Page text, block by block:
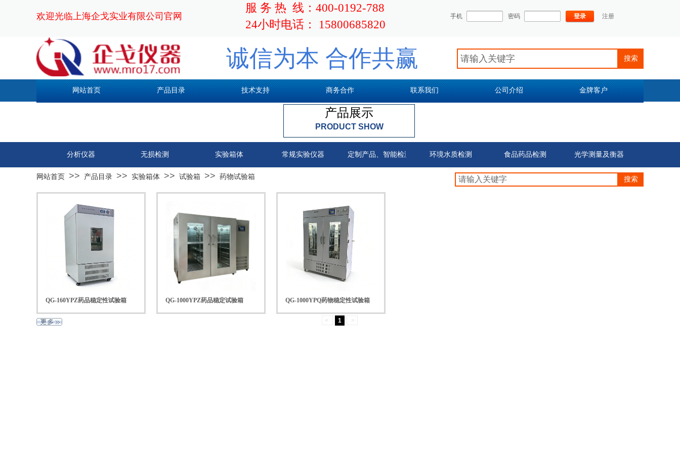
欢迎光临上海企戈实业有限公司官网 手机 密码 登录 注册
服 务 热 线：400-0192-788
24小时电话： 15800685820
诚信为本 合作共赢 搜索
网站首页 产品目录 技术支持 商务合作 联系我们 公司介绍 金牌客户
产品展示
PRODUCT SHOW
分析仪器 无损检测 实验箱体 常规实验仪器 定制产品、智能检测系列 环境水质检测 食品药品检测 光学测量及衡器
网站首页 >> 产品目录 >> 实验箱体 >> 试验箱 >> 药物试验箱 搜索
QG-160YPZ药品稳定性试验箱 QG-1000YPZ药品稳定试验箱 QG-1000YPQ药物稳定性试验箱
< 1 >